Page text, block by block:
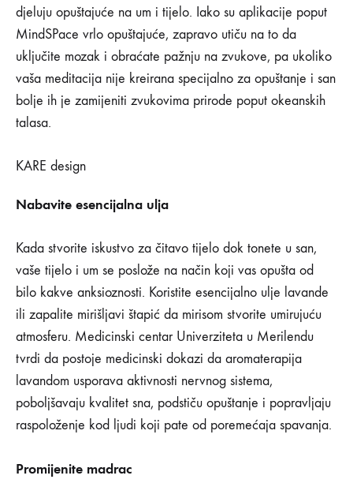
djeluju opuštajuće na um i tijelo. Iako su aplikacije poput
MindSPace vrlo opuštajuće, zapravo utiču na to da
uključite mozak i obraćate pažnju na zvukove, pa ukoliko
vaša meditacija nije kreirana specijalno za opuštanje i san
bolje ih je zamijeniti zvukovima prirode poput okeanskih
talasa.
KARE design
Nabavite esencijalna ulja
Kada stvorite iskustvo za čitavo tijelo dok tonete u san,
vaše tijelo i um se poslože na način koji vas opušta od
bilo kakve anksioznosti. Koristite esencijalno ulje lavande
ili zapalite mirišljavi štapić da mirisom stvorite umirujuću
atmosferu. Medicinski centar Univerziteta u Merilendu
tvrdi da postoje medicinski dokazi da aromaterapija
lavandom usporava aktivnosti nervnog sistema,
poboljšavaju kvalitet sna, podstiču opuštanje i popravljaju
raspoloženje kod ljudi koji pate od poremećaja spavanja.
Promijenite madrac